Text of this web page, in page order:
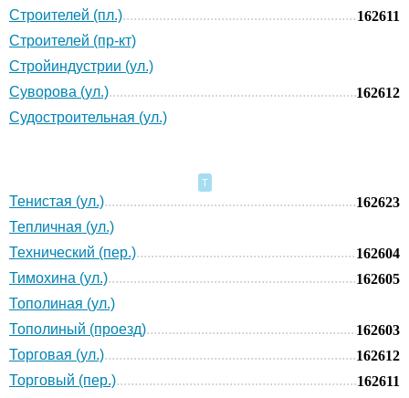
Строителей (пл.)
162611
Строителей (пр-кт)
Стройиндустрии (ул.)
Суворова (ул.)
162612
Судостроительная (ул.)
Т
Тенистая (ул.)
162623
Тепличная (ул.)
Технический (пер.)
162604
Тимохина (ул.)
162605
Тополиная (ул.)
Тополиный (проезд)
162603
Торговая (ул.)
162612
Торговый (пер.)
162611